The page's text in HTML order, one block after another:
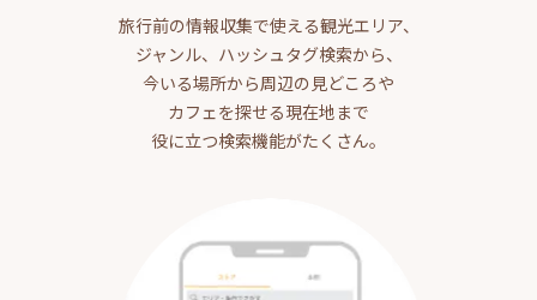
旅行前の情報収集で使える観光エリア、
ジャンル、ハッシュタグ検索から、
今いる場所から周辺の見どころや
カフェを探せる現在地まで
役に立つ検索機能がたくさん。